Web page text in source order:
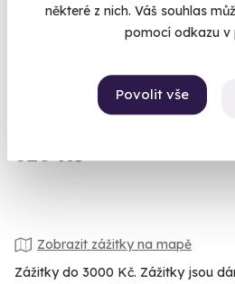
některé z nich. Váš souhlas
pomocí odkazu v
Povolit vše
Rodinný vstup do muzea
Špindlerův Mlýn
(+ 4 další lokality)
620 Kč
Zobrazit zážitky na mapě
Zážitky do 3000 Kč. Zážitky jsou